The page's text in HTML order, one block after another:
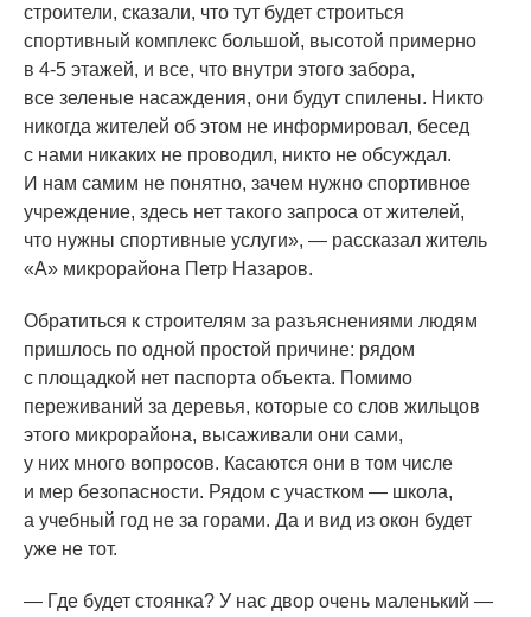
строители, сказали, что тут будет строиться
спортивный комплекс большой, высотой примерно
в 4-5 этажей, и все, что внутри этого забора,
все зеленые насаждения, они будут спилены. Никто
никогда жителей об этом не информировал, бесед
с нами никаких не проводил, никто не обсуждал.
И нам самим не понятно, зачем нужно спортивное
учреждение, здесь нет такого запроса от жителей,
что нужны спортивные услуги», — рассказал житель
«А» микрорайона Петр Назаров.
Обратиться к строителям за разъяснениями людям
пришлось по одной простой причине: рядом
с площадкой нет паспорта объекта. Помимо
переживаний за деревья, которые со слов жильцов
этого микрорайона, высаживали они сами,
у них много вопросов. Касаются они в том числе
и мер безопасности. Рядом с участком — школа,
а учебный год не за горами. Да и вид из окон будет
уже не тот.
— Где будет стоянка? У нас двор очень маленький —